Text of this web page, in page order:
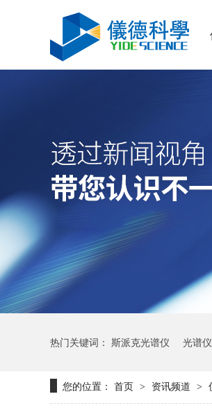
热门关键词： 斯派克光谱仪 光谱仪
您的位置： 首页 > 资讯频道 >